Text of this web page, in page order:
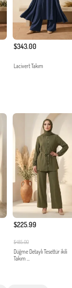
$343.00
Lacivert Takım
$225.99
$485.00
Düğme Detaylı Tesettür ikili
Takım ...